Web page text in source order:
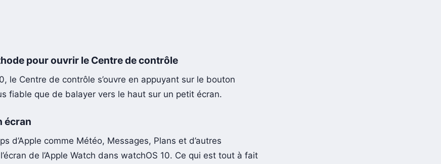
pour ouvrir le Centre de contrôle
le Centre de contrôle s’ouvre en appuyant sur le bouton
fiable que de balayer vers le haut sur un petit écran.
écran
d’Apple comme Météo, Messages, Plans et d’autres
de l’Apple Watch dans watchOS 10. Ce qui est tout à fait